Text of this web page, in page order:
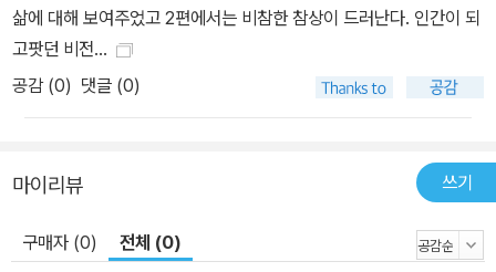
삶에 대해 보여주었고 2편에서는 비참한 참상이 드러난다. 인간이 되
고팟던 비전...
공감 (0) 댓글 (0)
마이리뷰 쓰기
구매자 (0) 전체 (0)